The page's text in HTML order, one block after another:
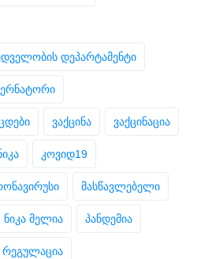
დეპარტამენტი
ვაქცინა ვაქცინაცია
კოვიდ19
მასწავლებელი
ნიკა მელია პანდემია
რეგულაცია